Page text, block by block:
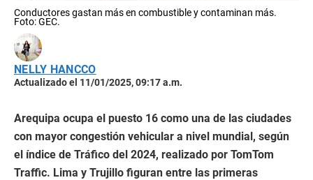
Conductores gastan más en combustible y contaminan más.
Foto: GEC.
NELLY HANCCO
Actualizado el 11/01/2025, 09:17 a.m.
Arequipa ocupa el puesto 16 como una de las ciudades
con mayor congestión vehicular a nivel mundial, según
el índice de Tráfico del 2024, realizado por TomTom
Traffic. Lima y Trujillo figuran entre las primeras